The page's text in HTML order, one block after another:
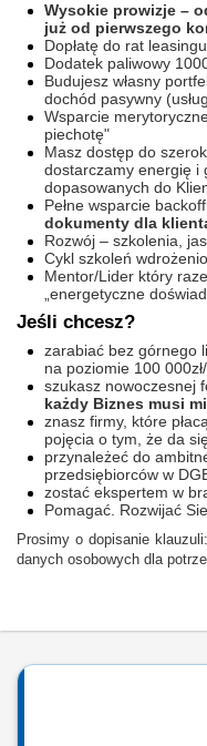
Wysokie prowizje –
już od pierwszego
Dopłatę do rat
Dodatek paliwowy
Budujesz własny
dochód pasywny
Wsparcie
piechotę"
Masz dostęp do
dostarczamy energię i
dopasowanych do
Pełne wsparcie
dokumenty dla
Rozwój – szkolenia,
Cykl szkoleń
Mentor/Lider który
„energetyczne
Jeśli chcesz?
zarabiać bez górnego
na poziomie 100
szukasz nowoczesnej
każdy Biznes musi
znasz firmy, które
pojęcia o tym, że da
przynależeć do
przedsiębiorców w
zostać ekspertem w
Pomagać. Rozwijać
Prosimy o dopisanie
danych osobowych dla